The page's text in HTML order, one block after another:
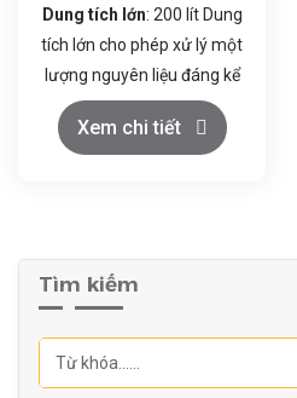
Dung tích lớn: 200 lít Dung
tích lớn cho phép xử lý một
lượng nguyên liệu đáng kể
trong mỗi lần chưng cất,
đáp ứng nhu cầu sản xuất
được làm bằng inox 304,
đảm bảo độ bền cao, khả
Xem chi tiết
Tìm kiếm